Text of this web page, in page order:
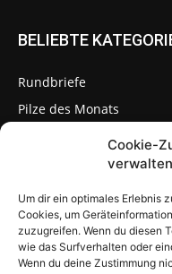
Cookie-
verwalten
Um dir ein optimales Erlebnis
Cookies, um
zuzugreifen. Wenn du diesen
wie das Surfverhalten oder
Wenn du deine Zustimmung
BELIEBTE
Rundbriefe
Pilze des Monats